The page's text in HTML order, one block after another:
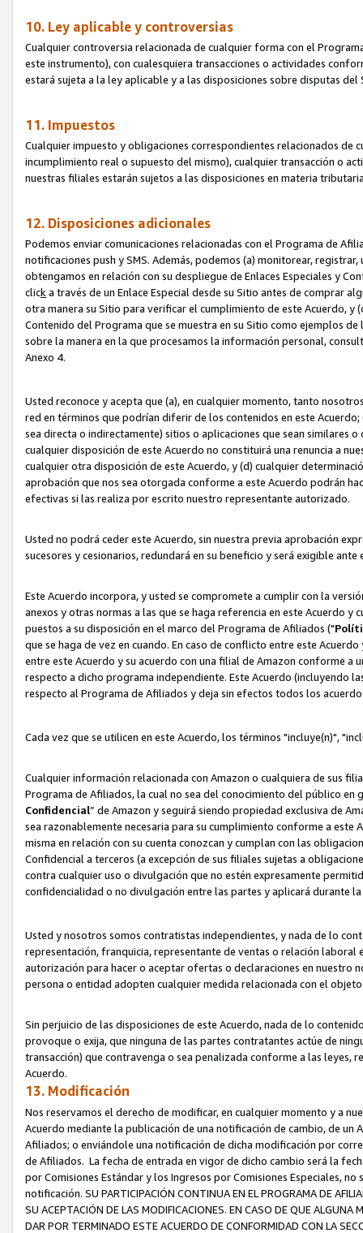
10. Ley aplicable y controversias
Cualquier controversia relacionada de cualquier forma con el
este instrumento), con cualesquiera transacciones o actividades
estará sujeta a la ley aplicable y a las disposiciones sobre disputas
11. Impuestos
Cualquier impuesto y obligaciones correspondientes relacionados de
incumplimiento real o supuesto del mismo), cualquier transacción o
nuestras filiales estarán sujetos a las disposiciones en materia
12. Disposiciones adicionales
Podemos enviar comunicaciones relacionadas con el Programa de
notificaciones push y SMS. Además, podemos (a) monitorear,
obtengamos en relación con su despliegue de Enlaces Especiales y
clicka través de un Enlace Especial desde su Sitio antes de comprar
otra manera su Sitio para verificar el cumplimiento de este Acuerdo,
Contenido del Programa que se muestra en su Sitio como ejemplos
sobre la manera en la que procesamos la información personal,
Anexo 4.
Usted reconoce y acepta que (a), en cualquier momento, tanto
red en términos que podrían diferir de los contenidos en este
sea directa o indirectamente) sitios o aplicaciones que sean similares
cualquier disposición de este Acuerdo no constituirá una renuncia a
cualquier otra disposición de este Acuerdo, y (d) cualquier
aprobación que nos sea otorgada conforme a este Acuerdo podrán
efectivas si las realiza por escrito nuestro representante autorizado.
Usted no podrá ceder este Acuerdo, sin nuestra previa aprobación
sucesores y cesionarios, redundará en su beneficio y será exigible
Este Acuerdo incorpora, y usted se compromete a cumplir con la
anexos y otras normas a las que se haga referencia en este Acuerdo
puestos a su disposición en el marco del Programa de Afiliados ("
que se haga de vez en cuando. En caso de conflicto entre este
entre este Acuerdo y su acuerdo con una filial de Amazon conforme
respecto a dicho programa independiente. Este Acuerdo (incluyendo
respecto al Programa de Afiliados y deja sin efectos todos los
Cada vez que se utilicen en este Acuerdo, los términos "incluye(n)",
Cualquier información relacionada con Amazon o cualquiera de sus
Programa de Afiliados, la cual no sea del conocimiento del público
Confidencial” de Amazon y seguirá siendo propiedad exclusiva de
sea razonablemente necesaria para su cumplimiento conforme a
misma en relación con su cuenta conozcan y cumplan con las
Confidencial a terceros (a excepción de sus filiales sujetas a
contra cualquier uso o divulgación que no estén expresamente
confidencialidad o no divulgación entre las partes y aplicará durante
Usted y nosotros somos contratistas independientes, y nada de lo
representación, franquicia, representante de ventas o relación
autorización para hacer o aceptar ofertas o declaraciones en nuestro
persona o entidad adopten cualquier medida relacionada con el
Sin perjuicio de las disposiciones de este Acuerdo, nada de lo
provoque o exija, que ninguna de las partes contratantes actúe de
transacción) que contravenga o sea penalizada conforme a las leyes,
Acuerdo.
13. Modificación
Nos reservamos el derecho de modificar, en cualquier momento y a
Acuerdo mediante la publicación de una notificación de cambio, de
Afiliados; o enviándole una notificación de dicha modificación por
de Afiliados. La fecha de entrada en vigor de dicho cambio será la
por Comisiones Estándar y los Ingresos por Comisiones Especiales,
notificación. SU PARTICIPACIÓN CONTINUA EN EL PROGRAMA DE
SU ACEPTACIÓN DE LAS MODIFICACIONES. EN CASO DE QUE ALGUNA
DAR POR TERMINADO ESTE ACUERDO DE CONFORMIDAD CON LA